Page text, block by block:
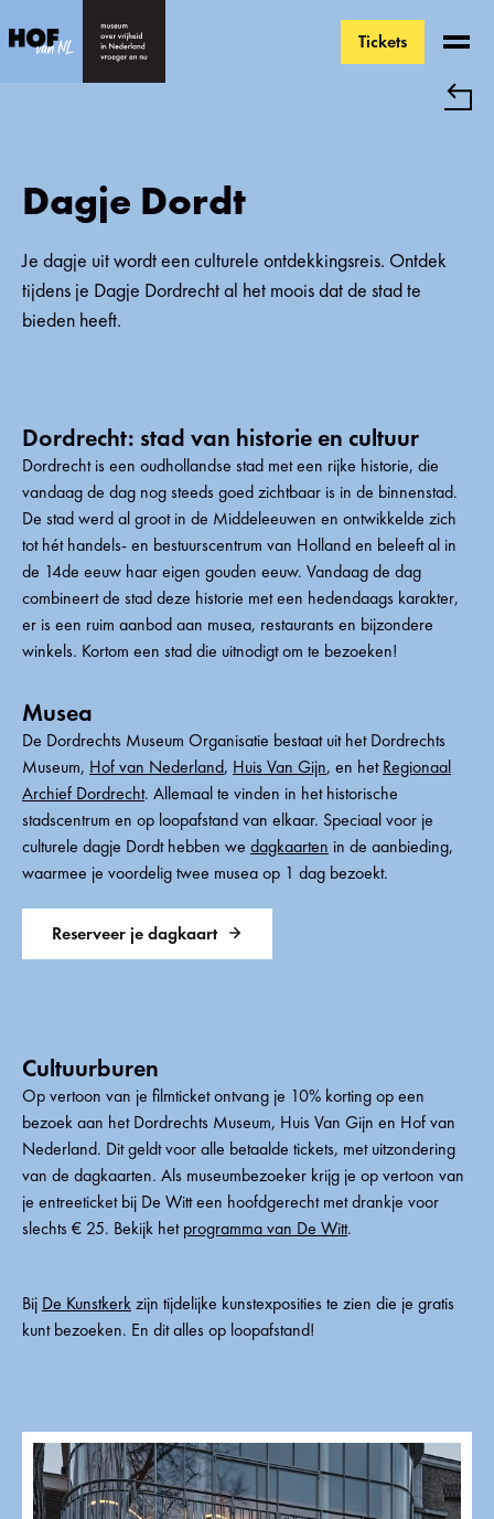
Tickets
Dagje Dordt
Je dagje uit wordt een culturele ontdekkingsreis. Ontdek
tijdens je Dagje Dordrecht al het moois dat de stad te
bieden heeft.
Dordrecht: stad van historie en cultuur
Dordrecht is een oudhollandse stad met een rijke historie, die
vandaag de dag nog steeds goed zichtbaar is in de binnenstad.
De stad werd al groot in de Middeleeuwen en ontwikkelde zich
tot hét handels- en bestuurscentrum van Holland en beleeft al in
de 14de eeuw haar eigen gouden eeuw. Vandaag de dag
combineert de stad deze historie met een hedendaags karakter,
er is een ruim aanbod aan musea, restaurants en bijzondere
winkels. Kortom een stad die uitnodigt om te bezoeken!
Musea
De Dordrechts Museum Organisatie bestaat uit het Dordrechts
Museum, Hof van Nederland, Huis Van Gijn, en hetRegionaal
Archief Dordrecht. Allemaal te vinden in het historische
stadscentrum en op loopafstand van elkaar. Speciaal voor je
culturele dagje Dordt hebben we dagkaarten in de aanbieding,
waarmee je voordelig twee musea op 1 dag bezoekt.
Reserveer je dagkaart
Cultuurburen
Op vertoon van je filmticket ontvang je 10% korting op een
bezoek aan het Dordrechts Museum, Huis Van Gijn en Hof van
Nederland. Dit geldt voor alle betaalde tickets, met uitzondering
van de dagkaarten. Als museumbezoeker krijg je op vertoon van
je entreeticket bij De Witt een hoofdgerecht met drankje voor
slechts € 25. Bekijk hetprogramma van De Witt.
Bij De Kunstkerkzijn tijdelijke kunstexposities te zien die je gratis
kunt bezoeken. En dit alles op loopafstand!